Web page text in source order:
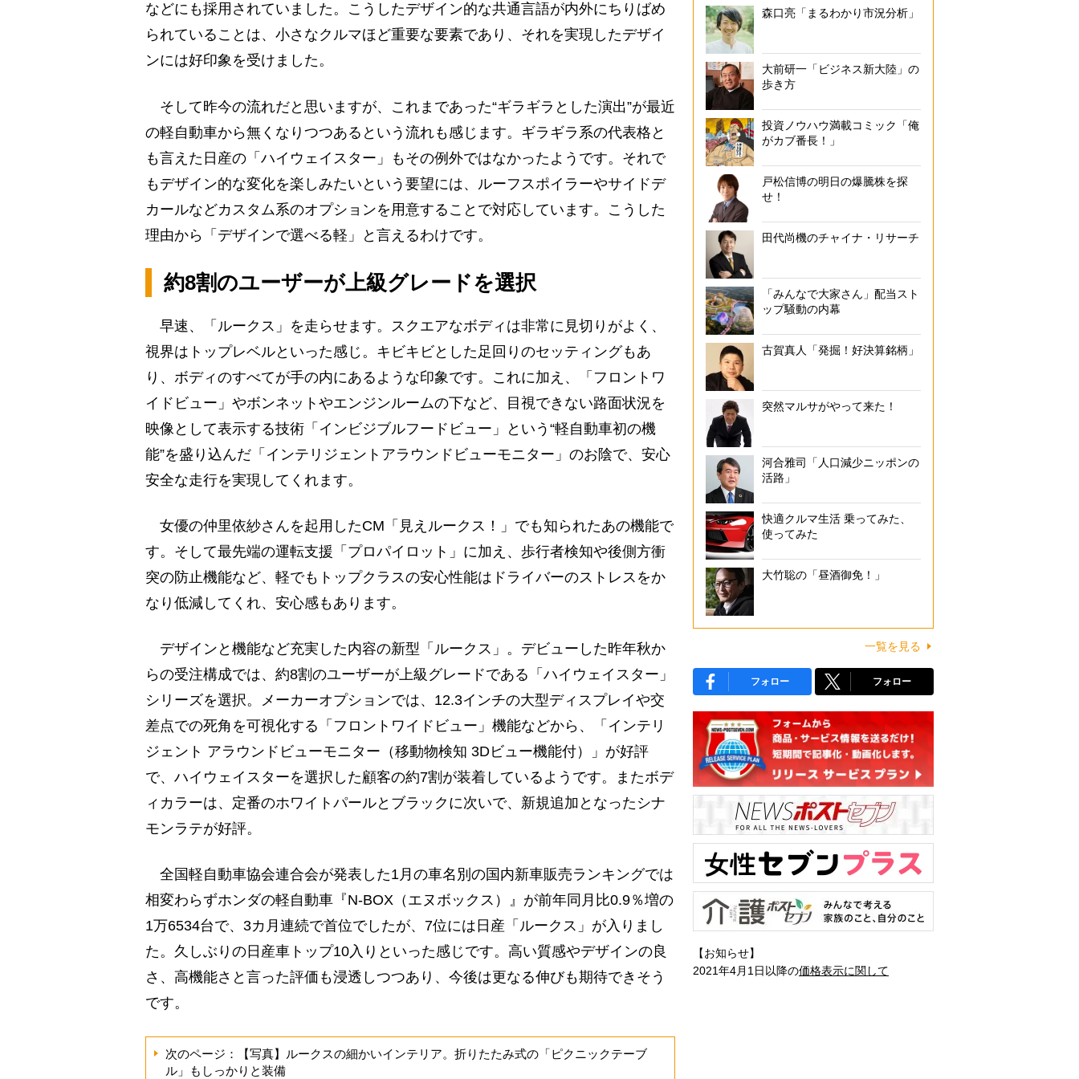
などにも採用されていました。こうしたデザイン的な共通言語が内外にちりばめ
られていることは、小さなクルマほど重要な要素であり、それを実現したデザイ
ンには好印象を受けました。
そして昨今の流れだと思いますが、これまであった“ギラギラとした演出”が最近
の軽自動車から無くなりつつあるという流れも感じます。ギラギラ系の代表格と
も言えた日産の「ハイウェイスター」もその例外ではなかったようです。それで
もデザイン的な変化を楽しみたいという要望には、ルーフスポイラーやサイドデ
カールなどカスタム系のオプションを用意することで対応しています。こうした
理由から「デザインで選べる軽」と言えるわけです。
約8割のユーザーが上級グレードを選択
早速、「ルークス」を走らせます。スクエアなボディは非常に見切りがよく、
視界はトップレベルといった感じ。キビキビとした足回りのセッティングもあ
り、ボディのすべてが手の内にあるような印象です。これに加え、「フロントワ
イドビュー」やボンネットやエンジンルームの下など、目視できない路面状況を
映像として表示する技術「インビジブルフードビュー」という“軽自動車初の機
能”を盛り込んだ「インテリジェントアラウンドビューモニター」のお陰で、安心
安全な走行を実現してくれます。
女優の仲里依紗さんを起用したCM「見えルークス！」でも知られたあの機能で
す。そして最先端の運転支援「プロパイロット」に加え、歩行者検知や後側方衝
突の防止機能など、軽でもトップクラスの安心性能はドライバーのストレスをか
なり低減してくれ、安心感もあります。
デザインと機能など充実した内容の新型「ルークス」。デビューした昨年秋か
らの受注構成では、約8割のユーザーが上級グレードである「ハイウェイスター」
シリーズを選択。メーカーオプションでは、12.3インチの大型ディスプレイや交
差点での死角を可視化する「フロントワイドビュー」機能などから、「インテリ
ジェント アラウンドビューモニター（移動物検知 3Dビュー機能付）」が好評
で、ハイウェイスターを選択した顧客の約7割が装着しているようです。またボデ
ィカラーは、定番のホワイトパールとブラックに次いで、新規追加となったシナ
モンラテが好評。
全国軽自動車協会連合会が発表した1月の車名別の国内新車販売ランキングでは
相変わらずホンダの軽自動車『N-BOX（エヌボックス）』が前年同月比0.9％増の
1万6534台で、3カ月連続で首位でしたが、7位には日産「ルークス」が入りまし
た。久しぶりの日産車トップ10入りといった感じです。高い質感やデザインの良
さ、高機能さと言った評価も浸透しつつあり、今後は更なる伸びも期待できそう
です。
次のページ：【写真】ルークスの細かいインテリア。折りたたみ式の「ピクニックテーブ
ル」もしっかりと装備
森口亮「まるわかり市況分析」
大前研一「ビジネス新大陸」の
歩き方
投資ノウハウ満載コミック「俺
がカブ番長！」
戸松信博の明日の爆騰株を探
せ！
田代尚機のチャイナ・リサーチ
「みんなで大家さん」配当スト
ップ騒動の内幕
古賀真人「発掘！好決算銘柄」
突然マルサがやって来た！
河合雅司「人口減少ニッポンの
活路」
快適クルマ生活 乗ってみた、
使ってみた
大竹聡の「昼酒御免！」
一覧を見る
フォロー フォロー
【お知らせ】
2021年4月1日以降の価格表示に関して